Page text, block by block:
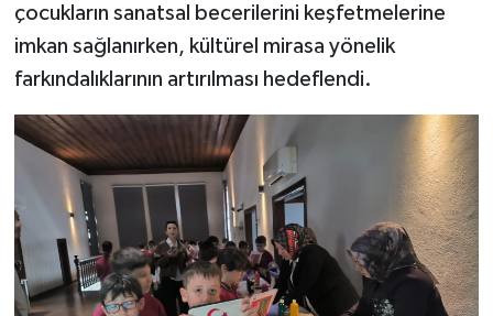
çocukların sanatsal becerilerini keşfetmelerine
imkan sağlanırken, kültürel mirasa yönelik
farkındalıklarının artırılması hedeflendi.